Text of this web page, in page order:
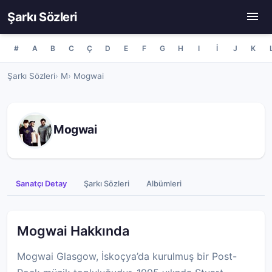
Şarkı Sözleri
# A B C Ç D E F G H I İ J K
Şarkı Sözleri M Mogwai
Mogwai
Sanatçı Detay Şarkı Sözleri Albümleri
Mogwai Hakkında
Mogwai Glasgow, İskoçya’da kurulmuş bir Post-